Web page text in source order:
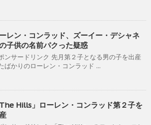
レン・コンラッド、ズーイー・デシャネ
子供の名前パクった疑惑
ンサードリンク 先月第２子となる男の子を出産
ばかりのローレン・コンラッド ...
The Hills」ローレン・コンラッド第２子を